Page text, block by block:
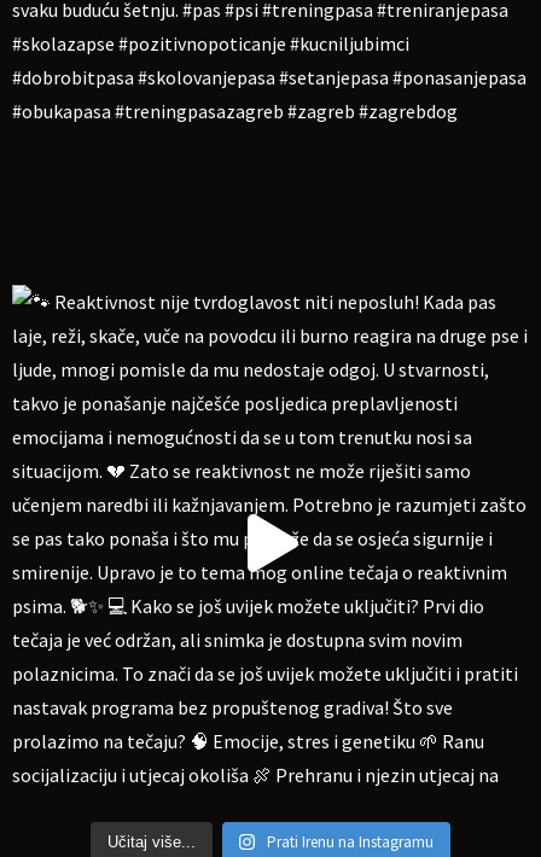
Učitaj više... Prati Irenu na Instagramu